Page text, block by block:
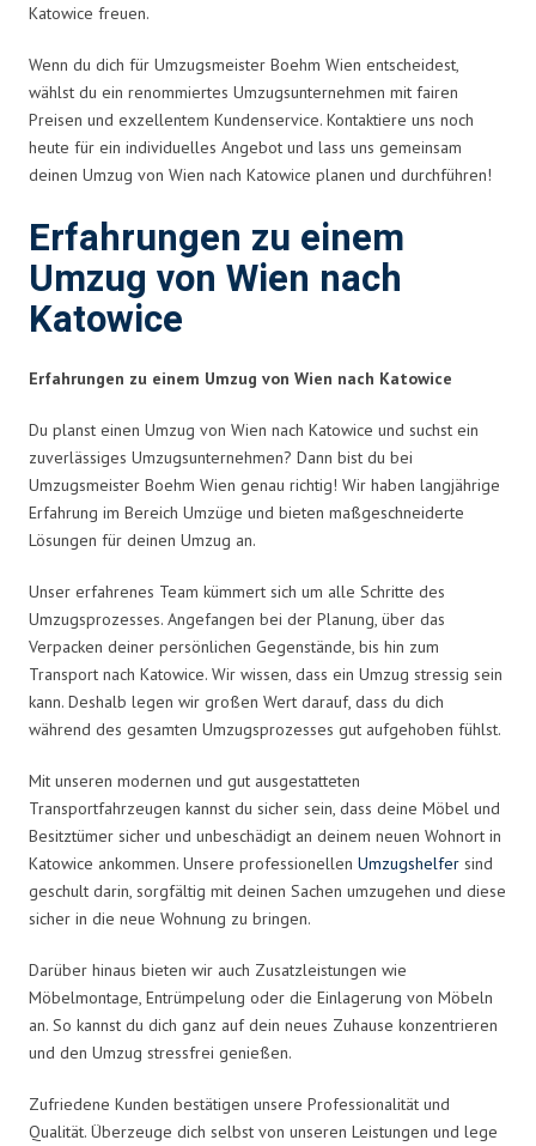
Katowice freuen.
Wenn du dich für Umzugsmeister Boehm Wien entscheidest,
wählst du ein renommiertes Umzugsunternehmen mit fairen
Preisen und exzellentem Kundenservice. Kontaktiere uns noch
heute für ein individuelles Angebot und lass uns gemeinsam
deinen Umzug von Wien nach Katowice planen und durchführen!
Erfahrungen zu einem
Umzug von Wien nach
Katowice
Erfahrungen zu einem Umzug von Wien nach Katowice
Du planst einen Umzug von Wien nach Katowice und suchst ein
zuverlässiges Umzugsunternehmen? Dann bist du bei
Umzugsmeister Boehm Wien genau richtig! Wir haben langjährige
Erfahrung im Bereich Umzüge und bieten maßgeschneiderte
Lösungen für deinen Umzug an.
Unser erfahrenes Team kümmert sich um alle Schritte des
Umzugsprozesses. Angefangen bei der Planung, über das
Verpacken deiner persönlichen Gegenstände, bis hin zum
Transport nach Katowice. Wir wissen, dass ein Umzug stressig sein
kann. Deshalb legen wir großen Wert darauf, dass du dich
während des gesamten Umzugsprozesses gut aufgehoben fühlst.
Mit unseren modernen und gut ausgestatteten
Transportfahrzeugen kannst du sicher sein, dass deine Möbel und
Besitztümer sicher und unbeschädigt an deinem neuen Wohnort in
Katowice ankommen. Unsere professionellen Umzugshelfer sind
geschult darin, sorgfältig mit deinen Sachen umzugehen und diese
sicher in die neue Wohnung zu bringen.
Darüber hinaus bieten wir auch Zusatzleistungen wie
Möbelmontage, Entrümpelung oder die Einlagerung von Möbeln
an. So kannst du dich ganz auf dein neues Zuhause konzentrieren
und den Umzug stressfrei genießen.
Zufriedene Kunden bestätigen unsere Professionalität und
Qualität. Überzeuge dich selbst von unseren Leistungen und lege